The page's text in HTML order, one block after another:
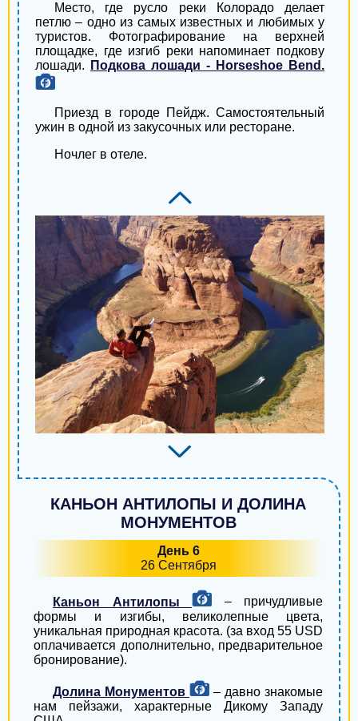
Хмельник
Берегово
Казатин
Виноградов
Гайсин
Кролевец
Мерефа
Здолбунов
Славутич
Люботин
Алёшки
Яготин
Золочев
Тростянец
Броды
Вышгород
Место, где русло реки Колорадо делает
петлю – одно из самых известных и любимых у
туристов. Фотографирование на верхней
площадке, где изгиб реки напоминает подкову
лошади.
Подкова лошади - Horseshoe Bend.
Приезд в городе Пейдж. Самостоятельный
ужин в одной из закусочных или ресторане.
Ночлег в отеле.
КАНЬОН АНТИЛОПЫ И ДОЛИНА
МОНУМЕНТОВ
День 6
26 Сентября
Каньон Антилопы
– причудливые
формы и изгибы, великолепные цвета,
уникальная природная красота. (за вход 55 USD
оплачивается дополнительно, предварительное
бронирование).
Долина Монументов
– давно знакомые
нам пейзажи, характерные Дикому Западу